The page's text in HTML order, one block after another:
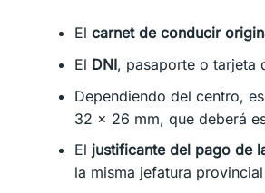
El carnet de conducir
El DNI, pasaporte o tarjeta
Dependiendo del centro,
32 x 26 mm, que deberá
El justificante del pago de
la misma jefatura